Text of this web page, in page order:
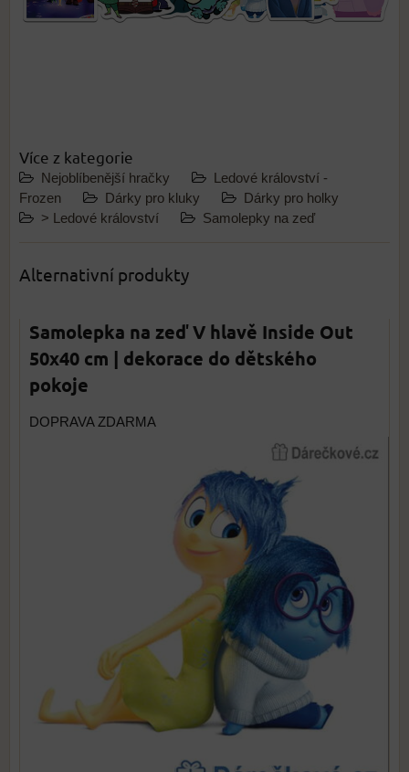
Více z kategorie
Nejoblíbenější hračky
Ledové království -
Frozen
Dárky pro kluky
Dárky pro holky
> Ledové království
Samolepky na zeď
Alternativní produkty
Samolepka na zeď V hlavě Inside Out
50x40 cm | dekorace do dětského
pokoje
DOPRAVA ZDARMA